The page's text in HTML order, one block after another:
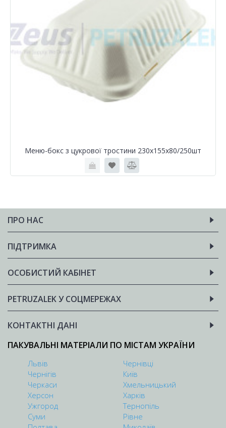
Меню-бокс з цукрової тростини 230х155х80/250шт
ПРО НАС
ПІДТРИМКА
ОСОБИСТИЙ КАБІНЕТ
PETRUZALEK У СОЦМЕРЕЖАХ
КОНТАКТНІ ДАНІ
ПАКУВАЛЬНІ МАТЕРІАЛИ ПО МІСТАМ УКРАЇНИ
Львів
Чернівці
Чернігів
Київ
Черкаси
Хмельницький
Херсон
Харків
Ужгород
Тернопіль
Суми
Рівне